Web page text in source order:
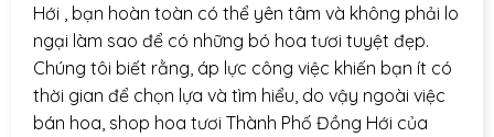
Hới , bạn hoàn toàn có thể yên tâm và không phải lo
ngại làm sao để có những bó hoa tươi tuyệt đẹp.
Chúng tôi biết rằng, áp lực công việc khiến bạn ít có
thời gian để chọn lựa và tìm hiểu, do vậy ngoài việc
bán hoa, shop hoa tươi Thành Phố Đồng Hới của